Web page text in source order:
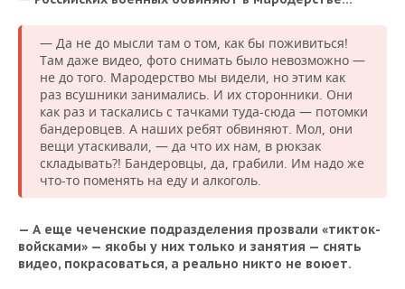
— Да не до мысли там о том, как бы поживиться!
Там даже видео, фото снимать было невозможно —
не до того. Мародерство мы видели, но этим как
раз всушники занимались. И их сторонники. Они
как раз и таскались с тачками туда-сюда — потомки
бандеровцев. А наших ребят обвиняют. Мол, они
вещи утаскивали, — да что их нам, в рюкзак
складывать?! Бандеровцы, да, грабили. Им надо же
что-то поменять на еду и алкоголь.
— А еще чеченские подразделения прозвали «тикток-
войсками» — якобы у них только и занятия — снять
видео, покрасоваться, а реально никто не воюет.